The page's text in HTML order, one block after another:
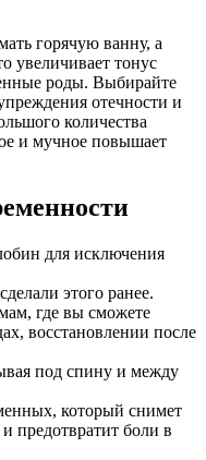
горячую ванну, а
увеличивает тонус
роды. Выбирайте
отечности и
количества
и мучное повышает
для исключения
этого ранее.
где вы сможете
восстановлении после
под спину и между
который снимет
предотвратит боли в